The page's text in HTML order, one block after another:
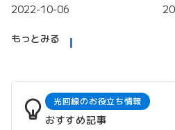
2022-10-06
もっとみる
光回線のお役立ち情報
おすすめ記事